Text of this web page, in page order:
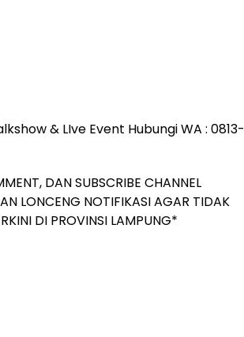
& LIve Event Hubungi WA : 0813-
DAN SUBSCRIBE CHANNEL
LONCENG NOTIFIKASI AGAR TIDAK
DI PROVINSI LAMPUNG*